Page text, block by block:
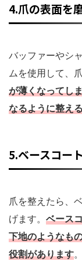
4.爪の表面を
バッファーやシ
ムを使用して、
が薄くなってし
なるように整え
5.ベースコー
爪を整えたら、
げます。 ベース
下地のようなも
役割があります。